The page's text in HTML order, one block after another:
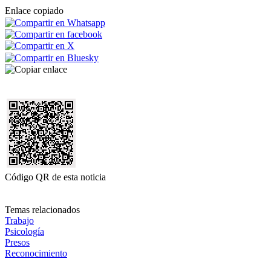
Enlace copiado
Código QR de esta noticia
Temas relacionados
Trabajo
Psicología
Presos
Reconocimiento